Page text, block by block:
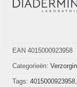
EAN 4015000923958
Categorieën:
Tags: 4015000923958,